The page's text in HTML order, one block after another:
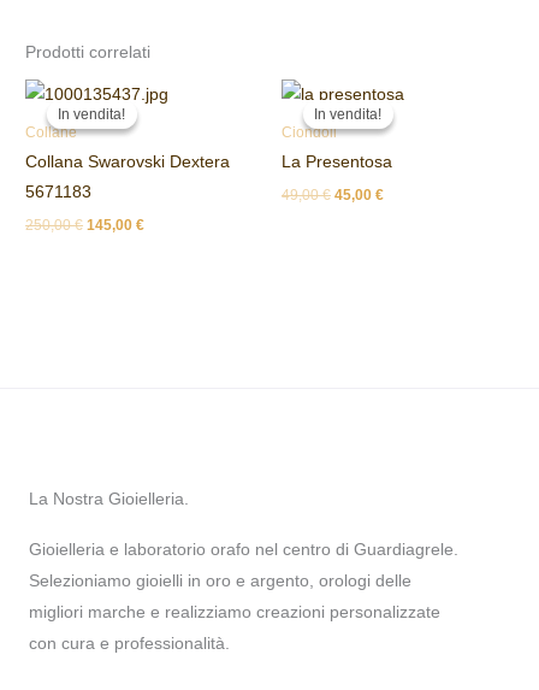
Prodotti correlati
In vendita!
In vendita!
Collane
Collana Swarovski Dextera
5671183
250,00€
Il
prezzo
originale
250,00 €.
145,00€
Il
prezzo
145,00 €.
In vendita!
In vendita!
Ciondoli
La Presentosa
49,00€
prezzo
originale
49,00 €.
45,00 €
attuale
45,00 €.
La Nostra Gioielleria.
Gioielleria e laboratorio orafo nel centro di Guardiagrele.
Selezioniamo gioielli in oro e argento, orologi delle
migliori marche e realizziamo creazioni personalizzate
con cura e professionalità.